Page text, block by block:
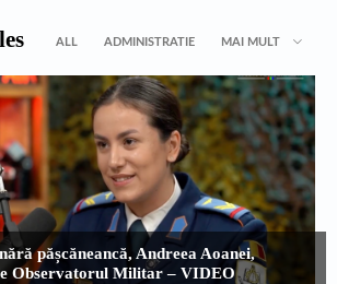
ALL ADMINISTRATIE MAI MULT
pășcăneancă, Andreea Aoanei,
Observatorul Militar – VIDEO